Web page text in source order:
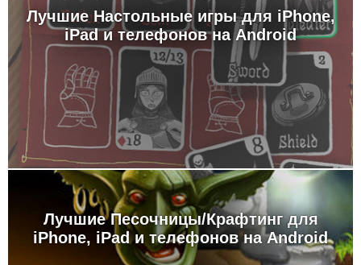
Лучшие Настольные игры для iPhone,
iPad и телефонов на Android
Лучшие Песочницы/Крафтинг для
iPhone, iPad и телефонов на Android